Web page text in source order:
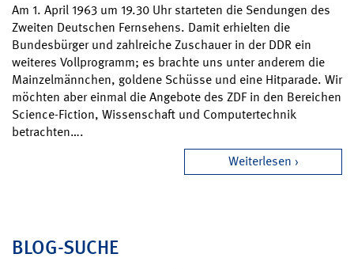
Am 1. April 1963 um 19.30 Uhr starteten die Sendungen des
Zweiten Deutschen Fernsehens. Damit erhielten die
Bundesbürger und zahlreiche Zuschauer in der DDR ein
weiteres Vollprogramm; es brachte uns unter anderem die
Mainzelmännchen, goldene Schüsse und eine Hitparade. Wir
möchten aber einmal die Angebote des ZDF in den Bereichen
Science-Fiction, Wissenschaft und Computertechnik
betrachten….
Weiterlesen
BLOG-SUCHE